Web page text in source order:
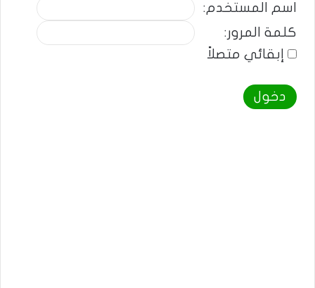
اسم المستخدم:
كلمة المرور:
إبقائي متصلاً
دخول